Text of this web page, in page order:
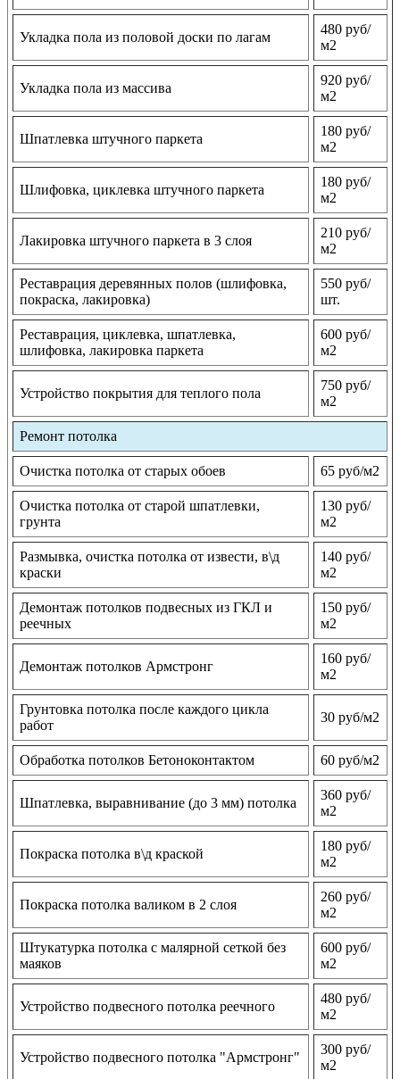
Укладка пола из половой доски по лагам
480 руб/
м2
Укладка пола из массива
920 руб/
м2
Шпатлевка штучного паркета
180 руб/
м2
Шлифовка, циклевка штучного паркета
180 руб/
м2
Лакировка штучного паркета в 3 слоя
210 руб/
м2
Реставрация деревянных полов (шлифовка,
покраска, лакировка)
550 руб/
шт.
Реставрация, циклевка, шпатлевка,
шлифовка, лакировка паркета
600 руб/
м2
Устройство покрытия для теплого пола
750 руб/
м2
Ремонт потолка
Очистка потолка от старых обоев 65 руб/м2
Очистка потолка от старой шпатлевки,
грунта
130 руб/
м2
Размывка, очистка потолка от извести, в\д
краски
140 руб/
м2
Демонтаж потолков подвесных из ГКЛ и
реечных
150 руб/
м2
Демонтаж потолков Армстронг
160 руб/
м2
Грунтовка потолка после каждого цикла
работ
30 руб/м2
Обработка потолков Бетоноконтактом 60 руб/м2
Шпатлевка, выравнивание (до 3 мм) потолка
360 руб/
м2
Покраска потолка в\д краской
180 руб/
м2
Покраска потолка валиком в 2 слоя
260 руб/
м2
Штукатурка потолка с малярной сеткой без
маяков
600 руб/
м2
Устройство подвесного потолка реечного
480 руб/
м2
Устройство подвесного потолка "Армстронг"
300 руб/
м2